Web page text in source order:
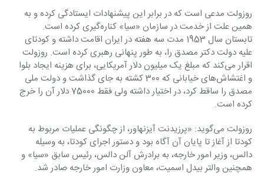
روزولت مدعی است که در برابر این پیشنهادات ایستادگی کرده و به
همین علت از خدمت در سازمان ‏‏«سیا» کناره‌گیری کرده است.
تابستان سال 1953 مدت سه هفته در ایران اقامت داشته و کودتای
علیه دولت ‏دکتر مصدق را، به طور پنهانی رهبری کرده است. روزولت
اقرار می‌کند که مبلغ یک میلیون دلار ‏آمریکایی، برای هزینه ایجاد بلوا
و اغتشاش‌های خیابانی که 300 کشته به جای گذاشت و دولت ملی
‏مصدق را ساقط کرد، در اختیار داشته ولی فقط 75000 دلار آن را خرج
کرده است.‏
روزولت می‌گوید: «پرزیدنت آیزنهاور، از چگونگی عملیات مربوط به
کودتا از آغاز تا پایان آن آگاه بود و ‏دستور اجرای کودتا، به وسیله
دالس، وزیر امور خارجه، به برادرش آلن دالس، رئیس سابق «سیا» و
‏همچنین والتر بیدل اسمیت، معاون وزارت امور خارجه صادر شد.‏